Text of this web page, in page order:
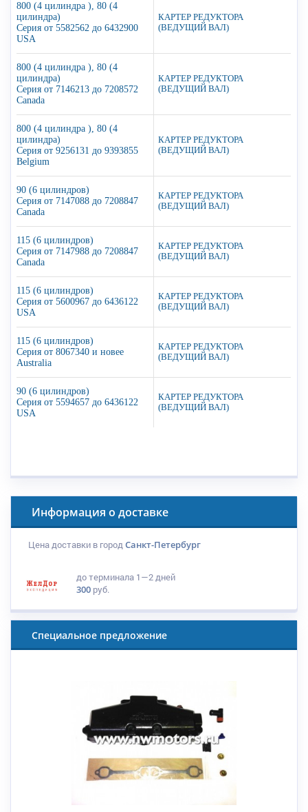
800 (4 цилиндра ), 80 (4
цилиндра)
Серия от 5582562 до 6432900
USA
КАРТЕР РЕДУКТОРА
(ВЕДУЩИЙ ВАЛ)
800 (4 цилиндра ), 80 (4
цилиндра)
Серия от 7146213 до 7208572
Canada
КАРТЕР РЕДУКТОРА
(ВЕДУЩИЙ ВАЛ)
800 (4 цилиндра ), 80 (4
цилиндра)
Серия от 9256131 до 9393855
Belgium
КАРТЕР РЕДУКТОРА
(ВЕДУЩИЙ ВАЛ)
90 (6 цилиндров)
Серия от 7147088 до 7208847
Canada
КАРТЕР РЕДУКТОРА
(ВЕДУЩИЙ ВАЛ)
115 (6 цилиндров)
Серия от 7147988 до 7208847
Canada
КАРТЕР РЕДУКТОРА
(ВЕДУЩИЙ ВАЛ)
115 (6 цилиндров)
Серия от 5600967 до 6436122
USA
КАРТЕР РЕДУКТОРА
(ВЕДУЩИЙ ВАЛ)
115 (6 цилиндров)
Серия от 8067340 и новее
Australia
КАРТЕР РЕДУКТОРА
(ВЕДУЩИЙ ВАЛ)
90 (6 цилиндров)
Серия от 5594657 до 6436122
USA
КАРТЕР РЕДУКТОРА
(ВЕДУЩИЙ ВАЛ)
Информация о доставке
Цена доставки в городСанкт-Петербург
до терминала 1—2 дней
300 руб.
Специальное предложение